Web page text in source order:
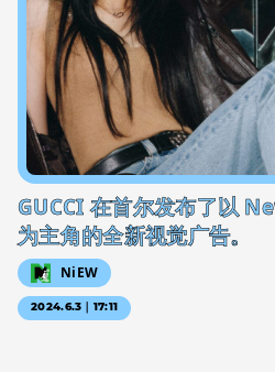
GUCCI 在首尔发布了以
为主角的全新视觉广告。
NiEW
2024.6.3｜17:11